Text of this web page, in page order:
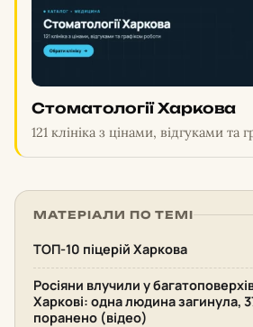
Стоматології Харкова
121 клініка з цінами, відгуками та
МАТЕРІАЛИ ПО ТЕМІ
ТОП-10 піцерій Харкова
Росіяни влучили у
Харкові: одна людина загинула,
поранено (відео)